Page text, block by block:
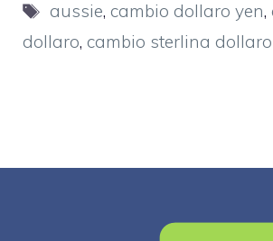
Tag
aussie, cambio dollaro yen,
dollaro, cambio sterlina dollaro